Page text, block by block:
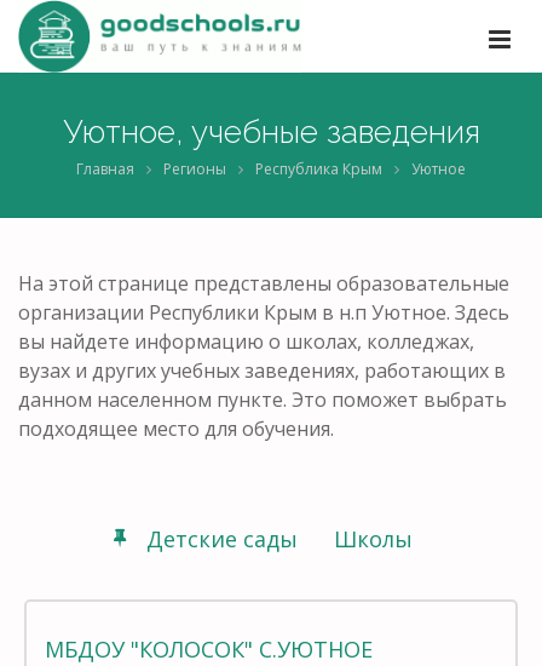
Уютное, учебные заведения
Главная Регионы Республика Крым Уютное
На этой странице представлены образовательные
организации Республики Крым в н.п Уютное. Здесь
вы найдете информацию о школах, колледжах,
вузах и других учебных заведениях, работающих в
данном населенном пункте. Это поможет выбрать
подходящее место для обучения.
Детские сады Школы
МБДОУ "КОЛОСОК" С.УЮТНОЕ